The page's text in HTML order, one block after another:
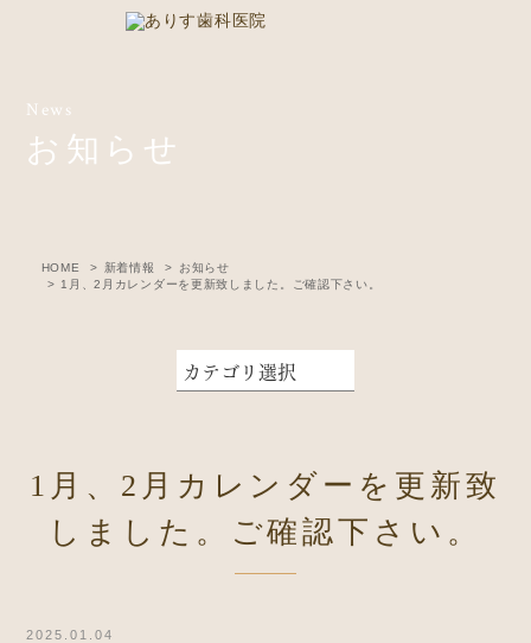
News
お知らせ
HOME 新着情報
お知らせ
1月、2月カレンダーを更新致しました。ご確認下さい。
1月、2月カレンダーを更新致
しました。ご確認下さい。
2025.01.04